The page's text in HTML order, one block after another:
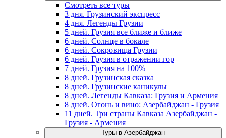
Смотреть все туры
3 дня. Грузинский экспресс
4 дня. Легенды Грузии
5 дней. Грузия все ближе и ближе
6 дней. Солнце в бокале
6 дней. Сокровища Грузии
6 дней. Грузия в отражении гор
7 дней. Грузия на 100%
8 дней. Грузинская сказка
8 дней. Грузинские каникулы
8 дней. Легенды Кавказа: Грузия и Армения
8 дней. Огонь и вино: Азербайджан - Грузия
11 дней. Три страны Кавказа Азербайджан -
Грузия - Армения
Туры в Азербайджан